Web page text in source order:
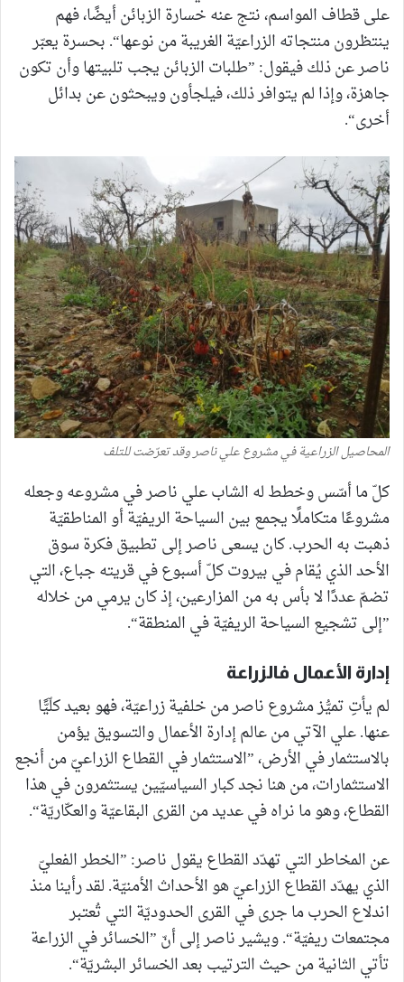
على قطاف المواسم، نتج عنه خسارة الزبائن أيضًا، فهم
ينتظرون منتجاته الزراعيّة الغريبة من نوعها“. بحسرة يعبّر
ناصر عن ذلك فيقول: ”طلبات الزبائن يجب تلبيتها وأن تكون
جاهزة، وإذا لم يتوافر ذلك، فيلجأون ويبحثون عن بدائل
أخرى“.
المحاصيل الزراعية في مشروع علي ناصر وقد تعرّضت للتلف
كلّ ما أسّس وخطط له الشاب علي ناصر في مشروعه وجعله
مشروعًا متكاملًا يجمع بين السياحة الريفيّة أو المناطقيّة
ذهبت به الحرب. كان يسعى ناصر إلى تطبيق فكرة سوق
الأحد الذي يُقام في بيروت كلّ أسبوع في قريته جباع، التي
تضمّ عددًا لا بأس به من المزارعين، إذ كان يرمي من خلاله
”إلى تشجيع السياحة الريفيّة في المنطقة“.
إدارة الأعمال فالزراعة
لم يأتِ تميُّز مشروع ناصر من خلفية زراعيّة، فهو بعيد كلّيًّا
عنها. علي الآتي من عالم إدارة الأعمال والتسويق يؤمن
بالاستثمار في الأرض، ”الاستثمار في القطاع الزراعيّ من أنجع
الاستثمارات، من هنا نجد كبار السياسيّين يستثمرون في هذا
القطاع، وهو ما نراه في عديد من القرى البقاعيّة والعكّاريّة“.
عن المخاطر التي تهدّد القطاع يقول ناصر: ”الخطر الفعليّ
الذي يهدّد القطاع الزراعيّ هو الأحداث الأمنيّة. لقد رأينا منذ
اندلاع الحرب ما جرى في القرى الحدوديّة التي تُعتبر
مجتمعات ريفيّة“. ويشير ناصر إلى أنّ ”الخسائر في الزراعة
تأتي الثانية من حيث الترتيب بعد الخسائر البشريّة“.